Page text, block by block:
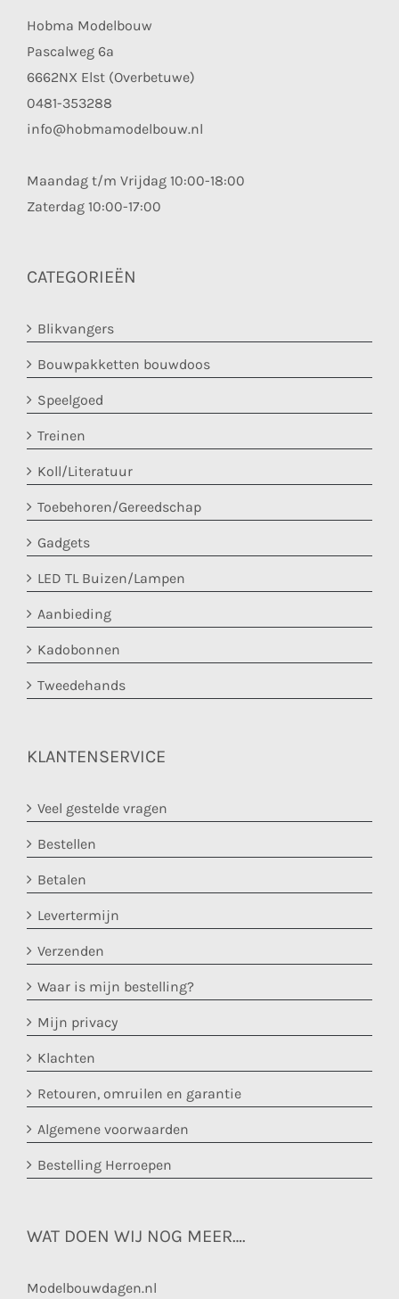
Hobma Modelbouw
Pascalweg 6a
6662NX Elst (Overbetuwe)
0481-353288
info@hobmamodelbouw.nl
Maandag t/m Vrijdag 10:00-18:00
Zaterdag 10:00-17:00
CATEGORIEËN
Blikvangers
Bouwpakketten bouwdoos
Speelgoed
Treinen
Koll/Literatuur
Toebehoren/Gereedschap
Gadgets
LED TL Buizen/Lampen
Aanbieding
Kadobonnen
Tweedehands
KLANTENSERVICE
Veel gestelde vragen
Bestellen
Betalen
Levertermijn
Verzenden
Waar is mijn bestelling?
Mijn privacy
Klachten
Retouren, omruilen en garantie
Algemene voorwaarden
Bestelling Herroepen
WAT DOEN WIJ NOG MEER….
Modelbouwdagen.nl